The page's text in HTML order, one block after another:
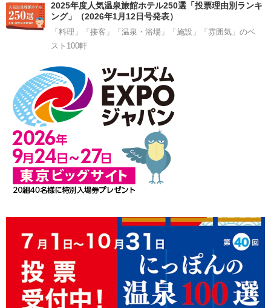
2025年度人気温泉旅館ホテル250選「投票理由別ランキ
ング」（2026年1月12日号発表）
「料理」「接客」「温泉・浴場」「施設」「雰囲気」のベ
スト100軒